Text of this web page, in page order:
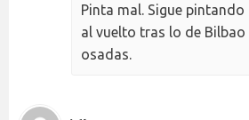
Pinta mal. Sigue pintando
al vuelto tras lo de
osadas.